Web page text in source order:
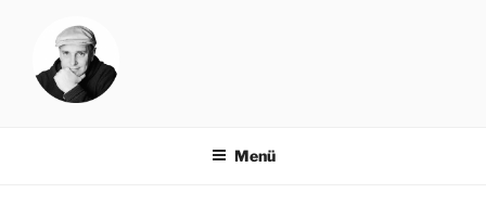
springen
Menü